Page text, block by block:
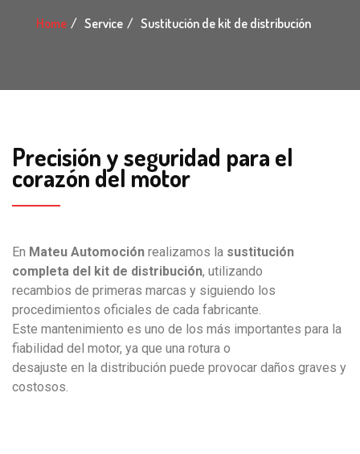
Home Service Sustitución de kit de distribución
Precisión y seguridad para el
corazón del motor
En Mateu Automoción realizamos la sustitución
completa del kit de distribución, utilizando
recambios de primeras marcas y siguiendo los
procedimientos oficiales de cada fabricante.
Este mantenimiento es uno de los más importantes para la
fiabilidad del motor, ya que una rotura o
desajuste en la distribución puede provocar daños graves y
costosos.